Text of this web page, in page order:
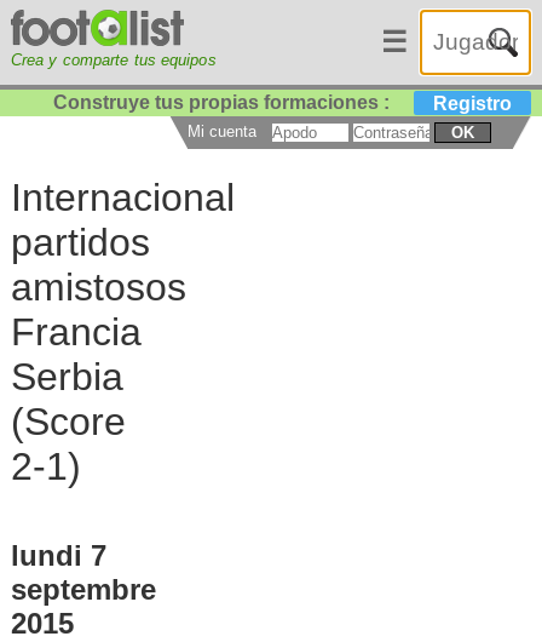
Crea y comparte tus equipos
☰
Construye tus propias formaciones : Registro
Mi cuenta OK
Internacional
partidos
amistosos
Francia
Serbia
(Score
2-1)
lundi 7
septembre
2015